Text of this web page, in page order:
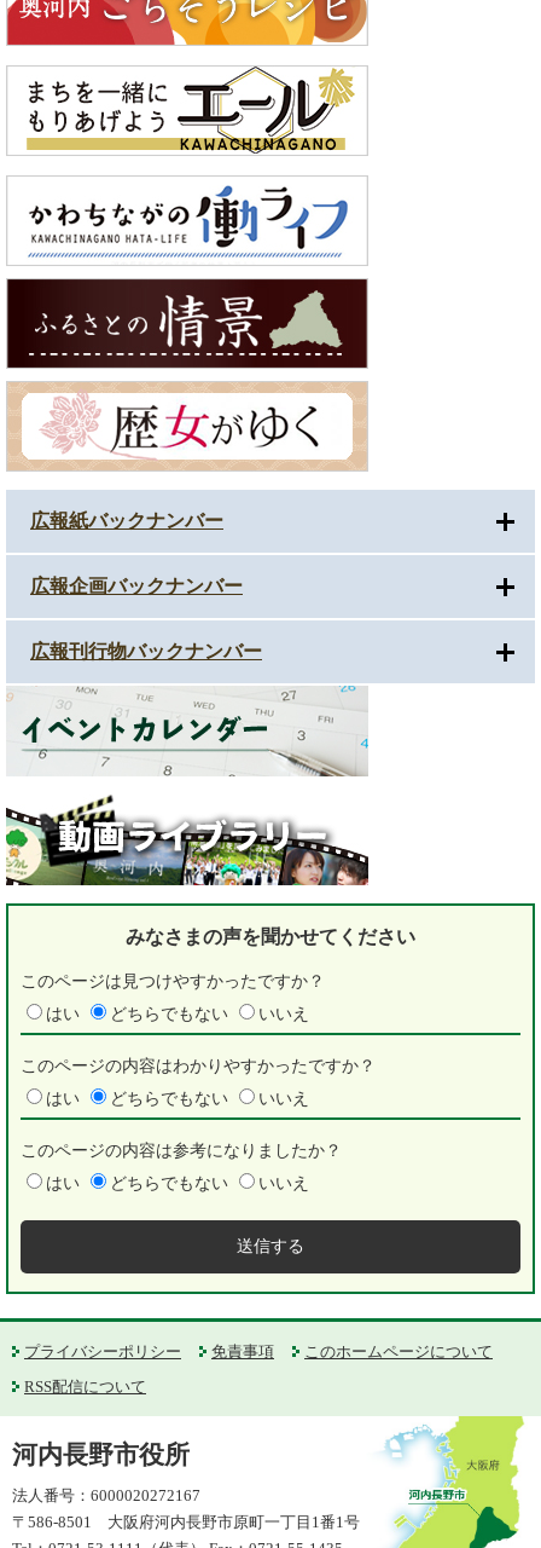
広報紙バックナンバー
広報企画バックナンバー
広報刊行物バックナンバー
みなさまの声を聞かせてください
このページは見つけやすかったですか？
はい
どちらでもない いいえ
このページの内容はわかりやすかったですか？
はい
どちらでもない いいえ
このページの内容は参考になりましたか？
はい
どちらでもない いいえ
プライバシーポリシー 免責事項
このホームページについて
RSS配信について
河内長野市役所
法人番号：6000020272167
〒586-8501 大阪府河内長野市原町一丁目1番1号